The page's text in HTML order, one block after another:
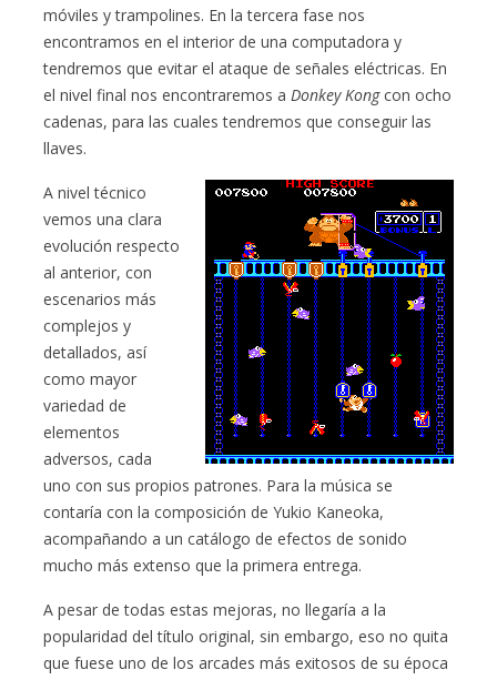
móviles y trampolines. En la tercera fase nos
encontramos en el interior de una computadora y
tendremos que evitar el ataque de señales eléctricas. En
el nivel final nos encontraremos a Donkey Kongcon ocho
cadenas, para las cuales tendremos que conseguir las
llaves.
A nivel técnico
vemos una clara
evolución respecto
al anterior, con
escenarios más
complejos y
detallados, así
como mayor
variedad de
elementos
adversos, cada
uno con sus propios patrones. Para la música se
contaría con la composición de Yukio Kaneoka,
acompañando a un catálogo de efectos de sonido
mucho más extenso que la primera entrega.
A pesar de todas estas mejoras, no llegaría a la
popularidad del título original, sin embargo, eso no quita
que fuese uno de los arcades más exitosos de su época